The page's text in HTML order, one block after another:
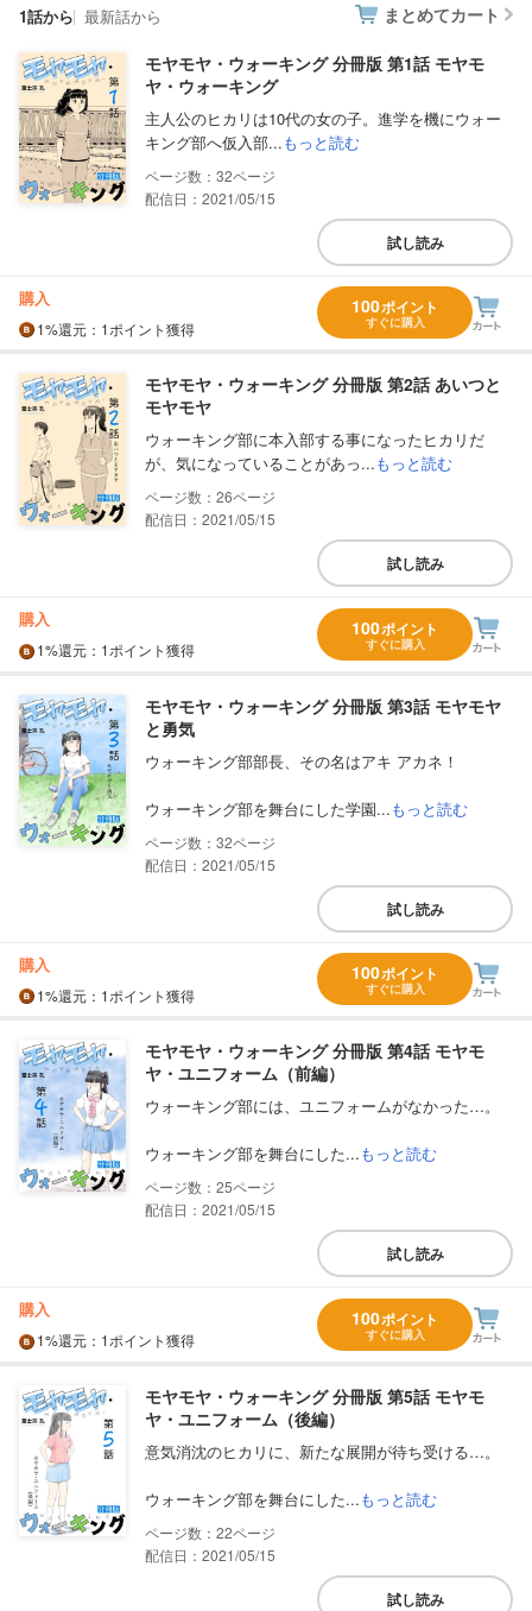
1話から 最新話から まとめてカート
モヤモヤ・ウォーキング 分冊版 第1話 モヤモ
ヤ・ウォーキング
主人公のヒカリは10代の女の子。進学を機にウォー
キング部へ仮入部...もっと読む
32
配信日：2021/05/15
試し読み
購入
1%還元 ：1ポイント獲得
100ポイント
すぐに購入
モヤモヤ・ウォーキング 分冊版 第2話 あいつと
モヤモヤ
ウォーキング部に本入部する事になったヒカリだ
が、気になっていることがあっ...もっと読む
26
配信日：2021/05/15
試し読み
購入
1%還元 ：1ポイント獲得
100ポイント
すぐに購入
モヤモヤ・ウォーキング 分冊版 第3話 モヤモヤ
と勇気
ウォーキング部部長、その名はアキ アカネ！
ウォーキング部を舞台にした学園...もっと読む
32
配信日：2021/05/15
試し読み
購入
1%還元 ：1ポイント獲得
100ポイント
すぐに購入
モヤモヤ・ウォーキング 分冊版 第4話 モヤモ
ヤ・ユニフォーム（前編）
ウォーキング部には、ユニフォームがなかった…。
ウォーキング部を舞台にした...もっと読む
25
配信日：2021/05/15
試し読み
購入
1%還元 ：1ポイント獲得
100ポイント
すぐに購入
モヤモヤ・ウォーキング 分冊版 第5話 モヤモ
ヤ・ユニフォーム（後編）
意気消沈のヒカリに、新たな展開が待ち受ける…。
ウォーキング部を舞台にした...もっと読む
22
配信日：2021/05/15
試し読み